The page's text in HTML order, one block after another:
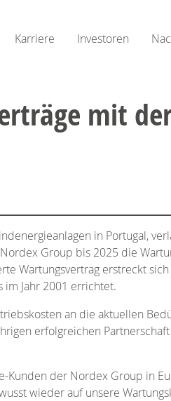
Karriere Investoren
mit
in Portugal,
Group bis 2025 die
Wartungsvertrag erstreckt
Jahr 2001 errichtet.
an die aktuellen
erfolgreichen
der Nordex Group in
wieder auf unsere